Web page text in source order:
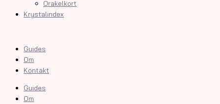
Orakelkort
Krystalindex
Guides
Om
Kontakt
Guides
Om